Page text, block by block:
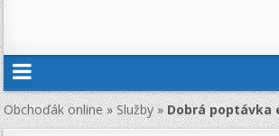
Obchoďák online»Služby»Dobrá poptávka